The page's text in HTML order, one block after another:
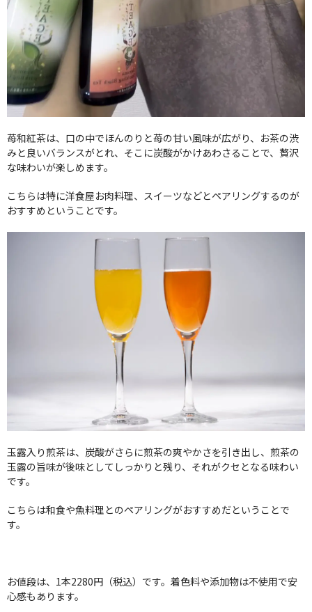
苺和紅茶は、口の中でほんのりと苺の甘い風味が広がり、お茶の渋
みと良いバランスがとれ、そこに炭酸がかけあわさることで、贅沢
な味わいが楽しめます。
こちらは特に洋食屋お肉料理、スイーツなどとペアリングするのが
おすすめということです。
玉露入り煎茶は、炭酸がさらに煎茶の爽やかさを引き出し、煎茶の
玉露の旨味が後味としてしっかりと残り、それがクセとなる味わい
です。
こちらは和食や魚料理とのペアリングがおすすめだということで
す。
お値段は、1本2280円（税込）です。着色料や添加物は不使用で安
心感もあります。